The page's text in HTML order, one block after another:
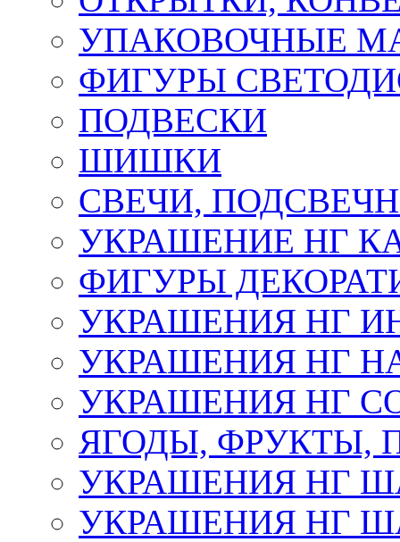
УПАКОВОЧНЫЕ
ФИГУРЫ
ПОДВЕСКИ
ШИШКИ
СВЕЧИ,
УКРАШЕНИЕ НГ
ФИГУРЫ
УКРАШЕНИЯ НГ
УКРАШЕНИЯ НГ
УКРАШЕНИЯ НГ
ЯГОДЫ, ФРУКТЫ,
УКРАШЕНИЯ НГ
УКРАШЕНИЯ НГ